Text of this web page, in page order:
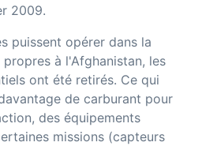
2009.
puissent opérer dans la
à l'Afghanistan, les
ont été retirés. Ce qui
de carburant pour
des équipements
missions (capteurs